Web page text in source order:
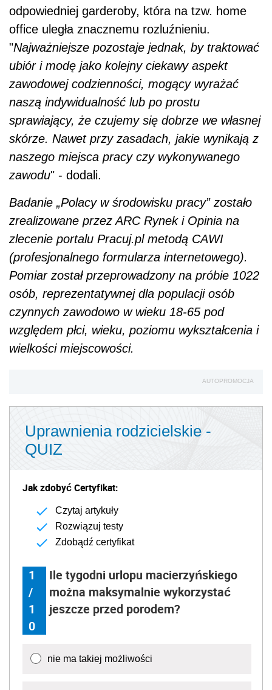
odpowiedniej garderoby, która na tzw. home
office uległa znacznemu rozluźnieniu.
"Najważniejsze pozostaje jednak, by traktować
ubiór i modę jako kolejny ciekawy aspekt
zawodowej codzienności, mogący wyrażać
naszą indywidualność lub po prostu
sprawiający, że czujemy się dobrze we własnej
skórze. Nawet przy zasadach, jakie wynikają z
naszego miejsca pracy czy wykonywanego
zawodu" - dodali.
Badanie „Polacy w środowisku pracy” zostało
zrealizowane przez ARC Rynek i Opinia na
zlecenie portalu Pracuj.pl metodą CAWI
(profesjonalnego formularza internetowego).
Pomiar został przeprowadzony na próbie 1022
osób, reprezentatywnej dla populacji osób
czynnych zawodowo w wieku 18-65 pod
względem płci, wieku, poziomu wykształcenia i
wielkości miejscowości.
AUTOPROMOCJA
Uprawnienia rodzicielskie -
QUIZ
Jak zdobyć Certyfikat:
Czytaj artykuły
Rozwiązuj testy
Zdobądź certyfikat
1
/
1
0
Ile tygodni urlopu macierzyńskiego
można maksymalnie wykorzystać
jeszcze przed porodem?
nie ma takiej możliwości